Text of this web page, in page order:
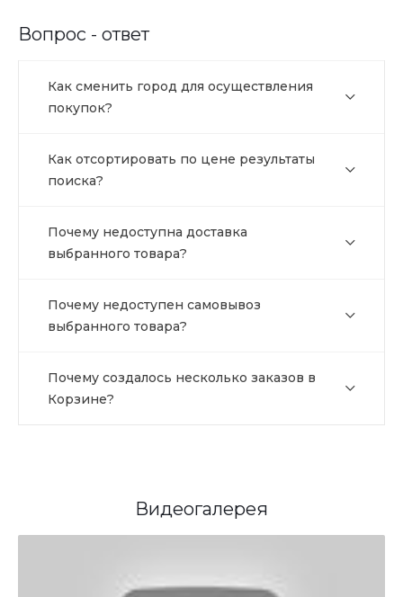
Вопрос - ответ
Как сменить город для осуществления
покупок?
Как отсортировать по цене результаты
поиска?
Почему недоступна доставка
выбранного товара?
Почему недоступен самовывоз
выбранного товара?
Почему создалось несколько заказов в
Корзине?
Видеогалерея